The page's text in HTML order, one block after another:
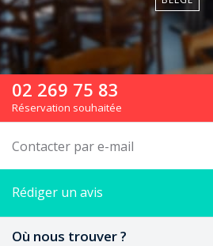
02 269 75 83
Réservation souhaitée
Contacter par e-mail
Rédiger un avis
Où nous trouver ?